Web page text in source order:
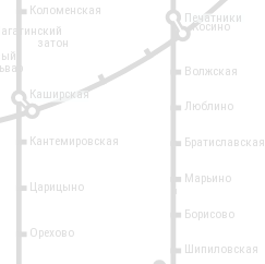
Печатники
Волжская
Люблино
Братиславская
Марьино
Борисово
Шипиловская
Коломенская
Каширская
Кантемировская
Царицыно
Орехово
Косино
затон